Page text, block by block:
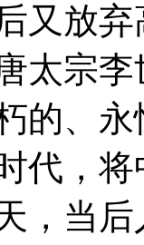
又放
太宗
的、
代，
，当